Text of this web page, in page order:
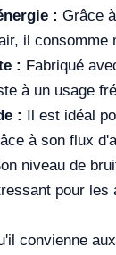
: Grâce
il consomme
: Fabriqué
à un usage
: Il est idéal
à son flux
niveau de
pour les
convienne